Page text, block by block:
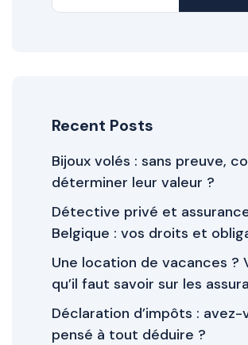
Recent Posts
Bijoux volés : sans preuve,
déterminer leur valeur ?
Détective privé et
Belgique : vos droits et
Une location de vacances ?
qu’il faut savoir sur les
Déclaration d’impôts : avez-
pensé à tout déduire ?